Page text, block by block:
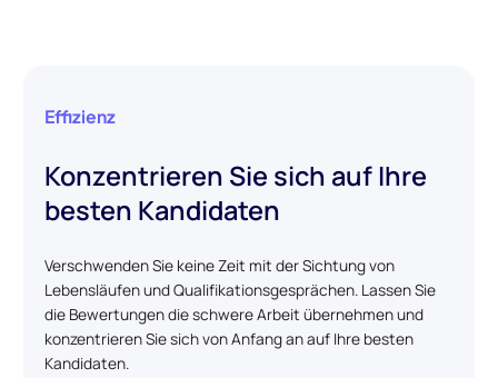
Effizienz
Konzentrieren Sie sich auf Ihre
besten Kandidaten
Verschwenden Sie keine Zeit mit der Sichtung von
Lebensläufen und Qualifikationsgesprächen. Lassen Sie
die Bewertungen die schwere Arbeit übernehmen und
konzentrieren Sie sich von Anfang an auf Ihre besten
Kandidaten.